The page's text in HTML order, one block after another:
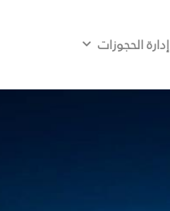
إدارة الحجوزات